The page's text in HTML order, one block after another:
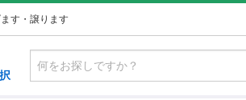
す・譲ります